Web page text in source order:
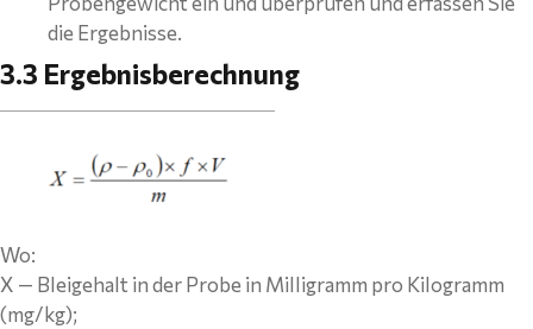
die Ergebnisse.
3.3 Ergebnisberechnung
Wo:
X — Bleigehalt in der Probe in Milligramm pro Kilogramm
(mg/kg);